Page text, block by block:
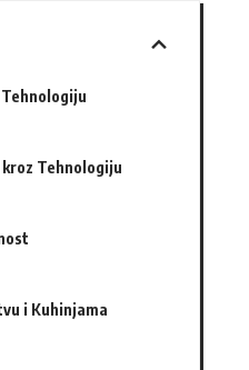
Tehnologiju
i Kuhinjama